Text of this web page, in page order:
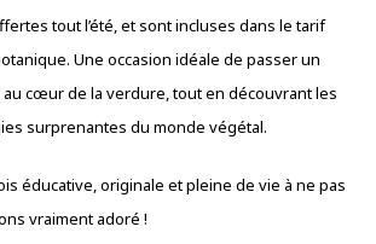
tout l’été, et sont incluses dans le tarif
Une occasion idéale de passer un
cœur de la verdure, tout en découvrant les
surprenantes du monde végétal.
éducative, originale et pleine de vie à ne pas
vraiment adoré !